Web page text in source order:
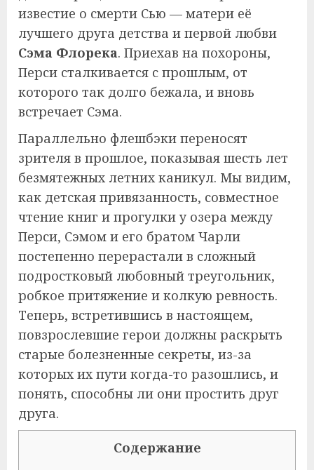
известие о смерти Сью — матери её
лучшего друга детства и первой любви
Сэма Флорека. Приехав на похороны,
Перси сталкивается с прошлым, от
которого так долго бежала, и вновь
встречает Сэма.
Параллельно флешбэки переносят
зрителя в прошлое, показывая шесть лет
безмятежных летних каникул. Мы видим,
как детская привязанность, совместное
чтение книг и прогулки у озера между
Перси, Сэмом и его братом Чарли
постепенно перерастали в сложный
подростковый любовный треугольник,
робкое притяжение и колкую ревность.
Теперь, встретившись в настоящем,
повзрослевшие герои должны раскрыть
старые болезненные секреты, из-за
которых их пути когда-то разошлись, и
понять, способны ли они простить друг
друга.
Содержание